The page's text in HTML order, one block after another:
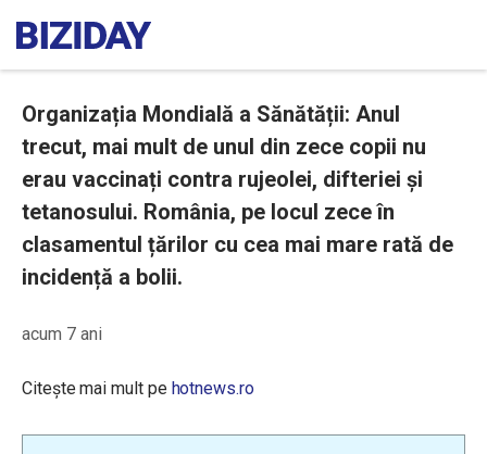
Organizația Mondială a Sănătății: Anul
trecut, mai mult de unul din zece copii nu
erau vaccinați contra rujeolei, difteriei și
tetanosului. România, pe locul zece în
clasamentul țărilor cu cea mai mare rată de
incidență a bolii.
acum 7 ani
Citește mai mult pe hotnews.ro